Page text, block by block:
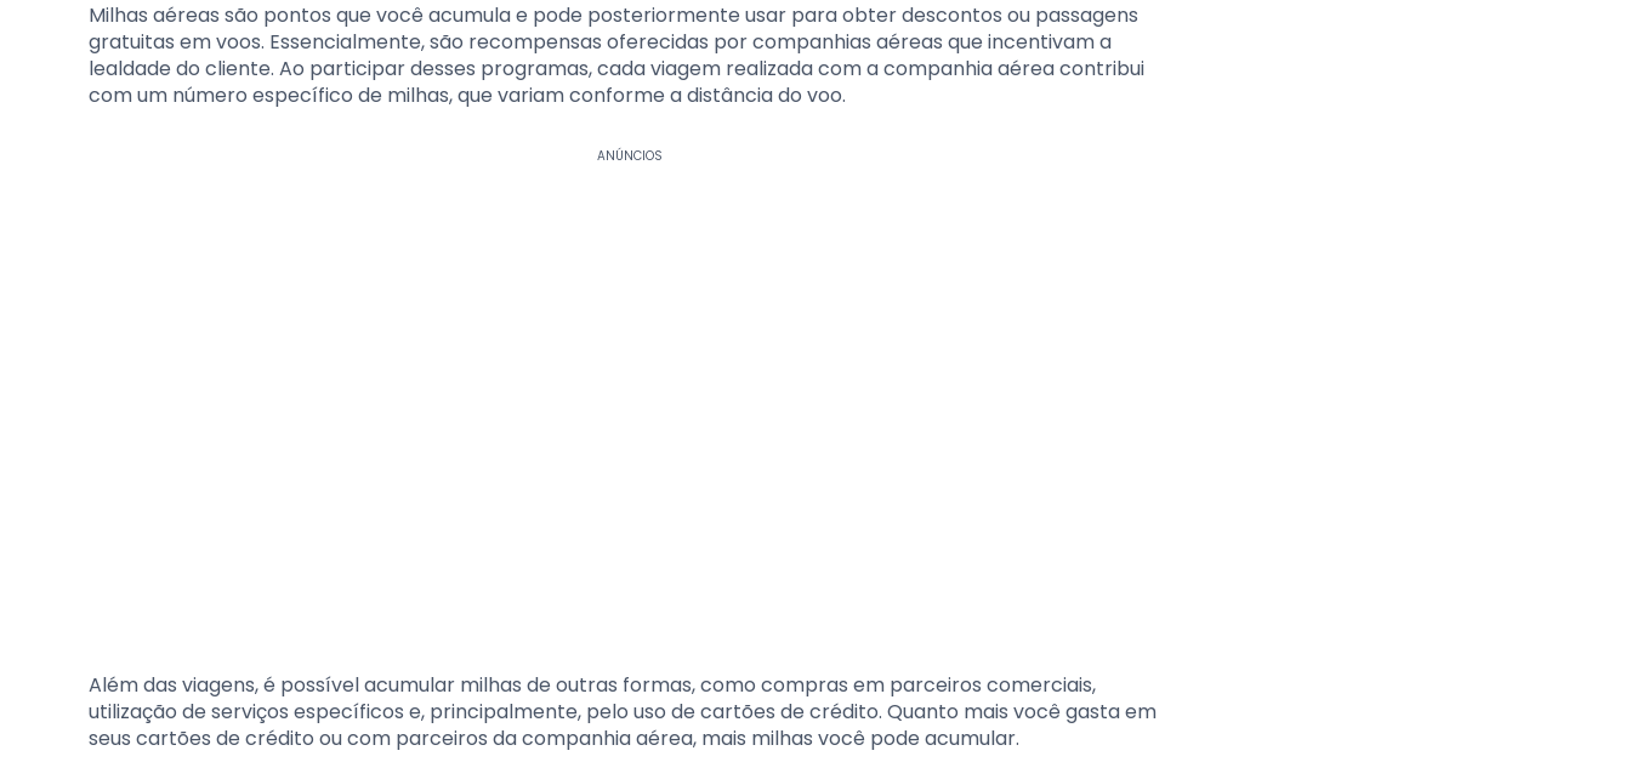
Milhas aéreas são pontos que você acumula e pode posteriormente usar para obter descontos ou passagens
gratuitas em voos. Essencialmente, são recompensas oferecidas por companhias aéreas que incentivam a
lealdade do cliente. Ao participar desses programas, cada viagem realizada com a companhia aérea contribui
com um número específico de milhas, que variam conforme a distância do voo.
ANÚNCIOS
Além das viagens, é possível acumular milhas de outras formas, como compras em parceiros comerciais,
utilização de serviços específicos e, principalmente, pelo uso de cartões de crédito. Quanto mais você gasta em
seus cartões de crédito ou com parceiros da companhia aérea, mais milhas você pode acumular.